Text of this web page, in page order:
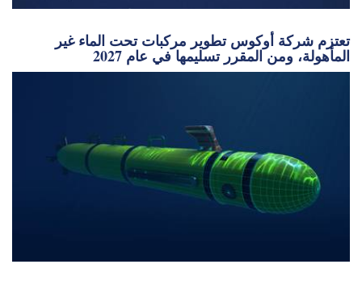
تعتزم شركة أوكوس تطوير مركبات تحت الماء غير
المأهولة، ومن المقرر تسليمها في عام 2027